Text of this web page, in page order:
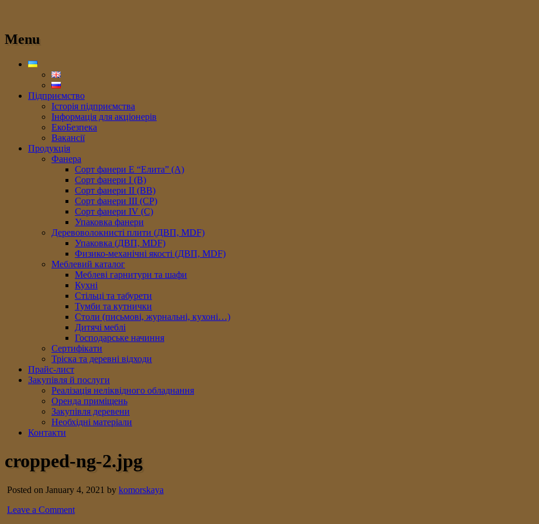
Menu
Підприємство
Історія підприємства
Інформація для акціонерів
ЕкоБезпека
Вакансії
Продукція
Фанера
Сорт фанери E “Елита” (A)
Сорт фанери I (В)
Сорт фанери II (ВB)
Сорт фанери III (CP)
Сорт фанери IV (C)
Упаковка фанери
Деревоволокнисті плити (ДВП, MDF)
Упаковка (ДВП, MDF)
Физико-механічні якості (ДВП, MDF)
Меблевий каталог
Меблеві гарнитури та шафи
Кухні
Стільці та табурети
Тумби та кутнички
Столи (письмові, журнальні, кухоні…)
Дитячі меблі
Господарське начиння
Сертифікати
Тріска та деревні відходи
Прайс-лист
Закупівля й послуги
Реалізація неліквідного обладнання
Оренда приміщень
Закупівля деревени
Необхідні матеріали
Контакти
cropped-ng-2.jpg
Posted on January 4, 2021 by komorskaya
Leave a Comment